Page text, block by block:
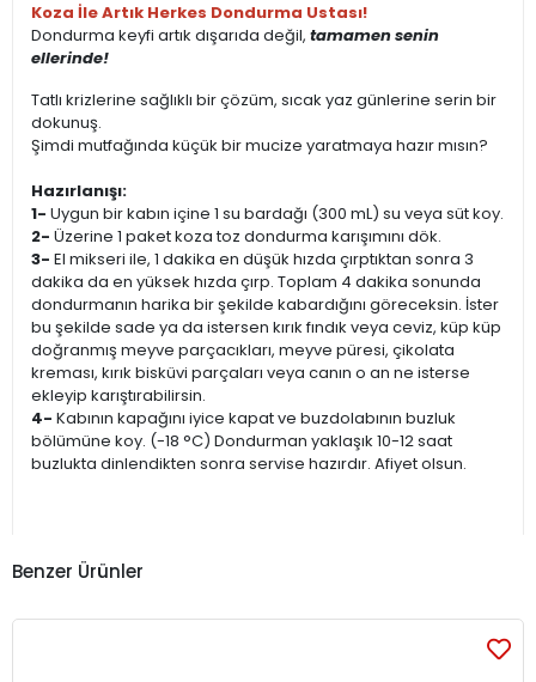
Koza İle Artık Herkes Dondurma Ustası!
Dondurma keyfi artık dışarıda değil, tamamen senin
ellerinde!
Tatlı krizlerine sağlıklı bir çözüm, sıcak yaz günlerine serin bir
dokunuş.
Şimdi mutfağında küçük bir mucize yaratmaya hazır mısın?
Hazırlanışı:
1- Uygun bir kabın içine 1 su bardağı (300 mL) su veya süt koy.
2- Üzerine 1 paket koza toz dondurma karışımını dök.
3- El mikseri ile, 1 dakika en düşük hızda çırptıktan sonra 3
dakika da en yüksek hızda çırp. Toplam 4 dakika sonunda
dondurmanın harika bir şekilde kabardığını göreceksin. İster
bu şekilde sade ya da istersen kırık fındık veya ceviz, küp küp
doğranmış meyve parçacıkları, meyve püresi, çikolata
kreması, kırık bisküvi parçaları veya canın o an ne isterse
ekleyip karıştırabilirsin.
4- Kabının kapağını iyice kapat ve buzdolabının buzluk
bölümüne koy. (-18 °C) Dondurman yaklaşık 10-12 saat
buzlukta dinlendikten sonra servise hazırdır. Afiyet olsun.
Benzer Ürünler